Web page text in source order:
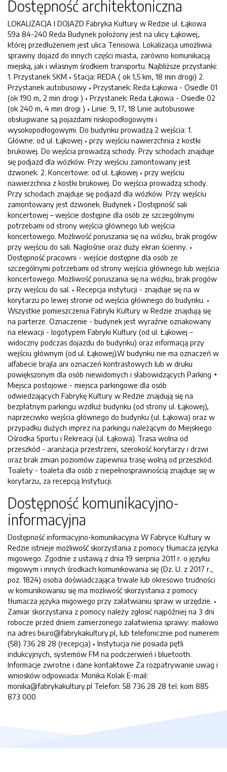
Dostępność architektoniczna
LOKALIZACJA I DOJAZD Fabryka Kultury w Redzie ul. Łąkowa
59a 84-240 Reda Budynek położony jest na ulicy Łąkowej,
której przedłużeniem jest ulica Tenisowa. Lokalizacja umożliwia
sprawny dojazd do innych części miasta, zarówno komunikacją
miejską, jak i własnym środkiem transportu. Najbliższe przystanki:
1. Przystanek SKM • Stacja: REDA ( ok 1,5 km, 18 min drogi) 2.
Przystanek autobusowy • Przystanek: Reda Łąkowa - Osiedle 01
(ok 190 m, 2 min drogi ) • Przystanek: Reda Łąkowa - Osiedle 02
(ok 240 m, 4 min drogi ) • Linie: 9, 17, 18 Linie autobusowe
obsługiwane są pojazdami niskopodłogowymi i
wysokopodłogowymi. Do budynku prowadzą 2 wejścia: 1.
Główne: od ul. Łąkowej • przy wejściu nawierzchnia z kostki
brukowej. Do wejścia prowadzą schody. Przy schodach znajduje
się podjazd dla wózków. Przy wejściu zamontowany jest
dzwonek. 2. Koncertowe: od ul. Łąkowej • przy wejściu
nawierzchnia z kostki brukowej. Do wejścia prowadzą schody.
Przy schodach znajduje się podjazd dla wózków. Przy wejściu
zamontowany jest dzwonek. Budynek • Dostępność sali
koncertowej – wejście dostępne dla osób ze szczególnymi
potrzebami od strony wejścia głównego lub wejścia
koncertowego. Możliwość poruszania się na wózku, brak progów
przy wejściu do sali. Nagłośnie oraz duży ekran ścienny. •
Dostępność pracowni - wejście dostępne dla osób ze
szczególnymi potrzebami od strony wejścia głównego lub wejścia
koncertowego. Możliwość poruszania się na wózku, brak progów
przy wejściu do sal. • Recepcja instytucji - znajduje się na w
korytarzu po lewej stronie od wejścia głównego do budynku. •
Wszystkie pomieszczenia Fabryki Kultury w Redzie znajdują się
na parterze. Oznaczenie - budynek jest wyraźnie oznakowany
na elewacji - logotypem Fabryki Kultury (od ul. Łąkowej –
widoczny podczas dojazdu do budynku) oraz informacją przy
wejściu głównym (od ul. Łąkowej).W budynku nie ma oznaczeń w
alfabecie brajla ani oznaczeń kontrastowych lub w druku
powiększonym dla osób niewidomych i słabowidzących Parking +
Miejsca postojowe - miejsca parkingowe dla osób
odwiedzających Fabrykę Kultury w Redzie znajdują się na
bezpłatnym parkingu wzdłuż budynku (od strony ul. Łąkowej),
naprzeciwko wejścia głównego do budynku (ul. Łąkowa) oraz w
przypadku dużych imprez na parkingu należącym do Miejskiego
Ośrodka Sportu i Rekreacji (ul. Łąkowa). Trasa wolna od
przeszkód - aranżacja przestrzeni, szerokość korytarzy i drzwi
oraz brak zmian poziomów zapewnia trasę wolną od przeszkód.
Toalety - toaleta dla osób z niepełnosprawnością znajduje się w
korytarzu, za recepcją Instytucji.
Dostępność komunikacyjno-
informacyjna
Dostępność informacyjno-komunikacyjna W Fabryce Kultury w
Redzie istnieje możliwość skorzystania z pomocy tłumacza języka
migowego. Zgodnie z ustawą z dnia 19 sierpnia 2011 r. o języku
migowym i innych środkach komunikowania się (Dz. U. z 2017 r.,
poz. 1824) osoba doświadczająca trwale lub okresowo trudności
w komunikowaniu się ma możliwość skorzystania z pomocy
tłumacza języka migowego przy załatwianiu spraw w urzędzie. •
Zamiar skorzystania z pomocy należy zgłosić najpóźniej na 3 dni
robocze przed dniem zamierzonego załatwienia sprawy: mailowo
na adres biuro@fabrykakultury.pl, lub telefonicznie pod numerem
(58) 736 28 28 (recepcja) • Instytucja nie posiada pętli
indukcyjnych, systemów FM na podczerwień i bluetooth.
Informacje zwrotne i dane kontaktowe Za rozpatrywanie uwag i
wniosków odpowiada: Monika Kolak E-mail:
monika@fabrykakultury.pl Telefon: 58 736 28 28 tel. kom 885
873 000